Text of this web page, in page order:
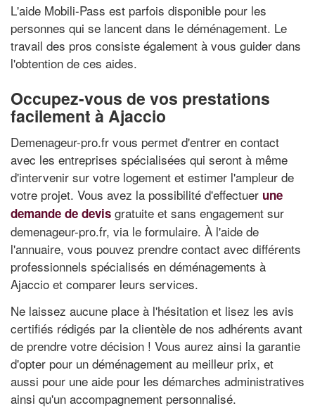
L'aide Mobili-Pass est parfois disponible pour les
personnes qui se lancent dans le déménagement. Le
travail des pros consiste également à vous guider dans
l'obtention de ces aides.
Occupez-vous de vos prestations
facilement à Ajaccio
Demenageur-pro.fr vous permet d'entrer en contact
avec les entreprises spécialisées qui seront à même
d'intervenir sur votre logement et estimer l'ampleur de
votre projet. Vous avez la possibilité d'effectuer une
demande de devis gratuite et sans engagement sur
demenageur-pro.fr, via le formulaire. À l'aide de
l'annuaire, vous pouvez prendre contact avec différents
professionnels spécialisés en déménagements à
Ajaccio et comparer leurs services.
Ne laissez aucune place à l'hésitation et lisez les avis
certifiés rédigés par la clientèle de nos adhérents avant
de prendre votre décision ! Vous aurez ainsi la garantie
d'opter pour un déménagement au meilleur prix, et
aussi pour une aide pour les démarches administratives
ainsi qu'un accompagnement personnalisé.